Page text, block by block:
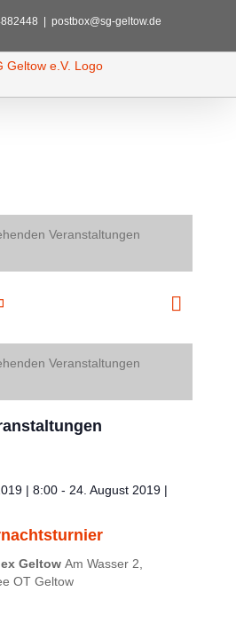
postbox@sg-geltow.de
Veranstaltungen
Monat
Veranstaltungen
| 8:00- 24. August 2019 |
Geltow Am Wasser 2,
OT Geltow